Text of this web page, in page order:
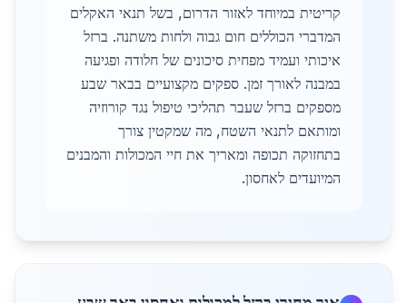
קריטית במיוחד לאזור הדרום, בשל תנאי האקלים
המדברי הכוללים חום גבוה ולחות משתנה. ברזל
איכותי ועמיד מפחית סיכונים של חלודה ופגיעה
במבנה לאורך זמן. ספקים מקצועיים בבאר שבע
מספקים ברזל שעבר תהליכי טיפול נגד קורוזיה
ומותאם לתנאי השטח, מה שמקטין צורך
בתחזוקה תכופה ומאריך את חיי המכולות והמבנים
המיועדים לאחסון.